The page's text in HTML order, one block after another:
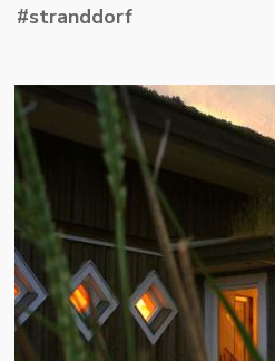
#stranddorf